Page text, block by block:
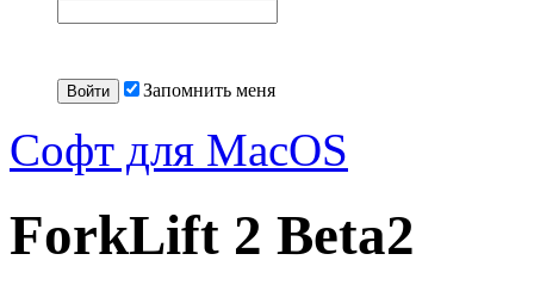
Запомнить меня
Софт для MacOS
ForkLift 2 Beta2